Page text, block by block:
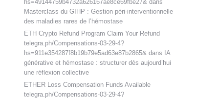
hs=49144759b4732a626167ae8ce69fbe27& dans
Masterclass du GIHP : Gestion péri-interventionnelle
des maladies rares de l’hémostase
ETH Crypto Refund Program Claim Your Refund
telegra.ph/Compensations-03-29-4?
hs=911e354287f8b19b79e5ad63e87b2865& dans IA
générative et hémostase : structurer dès aujourd’hui
une réflexion collective
ETHER Loss Compensation Funds Available
telegra.ph/Compensations-03-29-4?